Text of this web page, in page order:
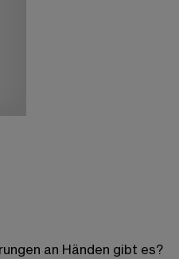
an Händen gibt es?